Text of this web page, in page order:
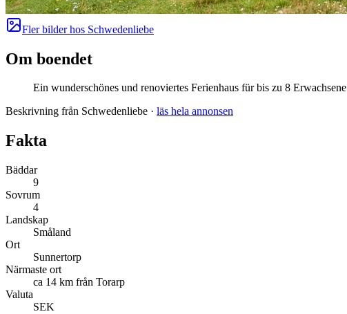
Fler bilder hos Schwedenliebe
Om boendet
Ein wunderschönes und renoviertes Ferienhaus für bis zu 8
Beskrivning från Schwedenliebe · läs hela annonsen
Fakta
Bäddar
9
Sovrum
4
Landskap
Småland
Ort
Sunnertorp
Närmaste ort
ca 14 km från Torarp
Valuta
SEK